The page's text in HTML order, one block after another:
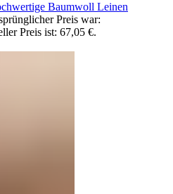
Baumwoll Leinen
Preis war:
Preis ist: 67,05 €.